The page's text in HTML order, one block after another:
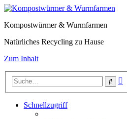
Kompostwürmer & Wurmfarmen
Natürliches Recycling zu Hause
Zum Inhalt
Suche
Schnellzugriff